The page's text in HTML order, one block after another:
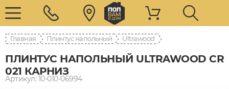
Главная Плинтус напольный Ultrawood
ПЛИНТУС НАПОЛЬНЫЙ ULTRAWOOD CR
021 КАРНИЗ
Артикул: 10-010-06994